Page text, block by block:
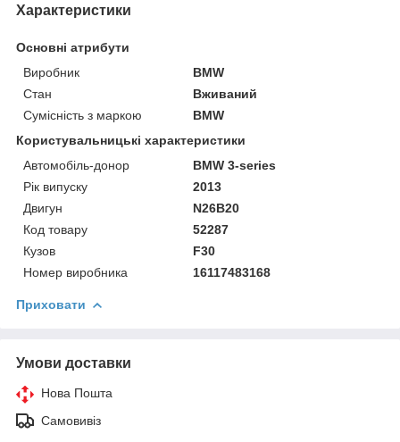
Характеристики
Основні атрибути
Виробник
BMW
Стан
Вживаний
Сумісність з маркою
BMW
Користувальницькі характеристики
Автомобіль-донор
BMW 3-series
Рік випуску
2013
Двигун
N26B20
Код товару
52287
Кузов
F30
Номер виробника
16117483168
Приховати
Умови доставки
Нова Пошта
Самовивіз